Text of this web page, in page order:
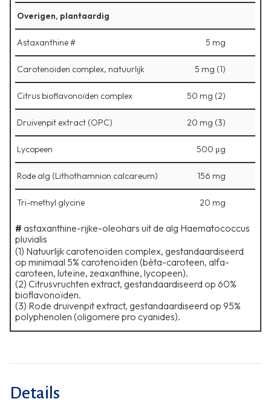
Details
Overigen, plantaardig
Astaxanthine # 5 mg
Carotenoïden complex, natuurlijk 5 mg (1)
Citrus bioflavonoïden complex 50 mg (2)
Druivenpit extract (OPC) 20 mg (3)
Lycopeen 500 μg
Rode alg (Lithothamnion calcareum) 156 mg
Tri-methyl glycine 20 mg
# astaxanthine-rijke-oleohars uit de alg Haematococcus
pluvialis
(1) Natuurlijk carotenoïden complex, gestandaardiseerd
op minimaal 5% carotenoïden (bèta-caroteen, alfa-
caroteen, luteïne, zeaxanthine, lycopeen).
⁠(2) Citrusvruchten extract, gestandaardiseerd op 60%
bioflavonoïden.
⁠(3) Rode druivenpit extract, gestandaardiseerd op 95%
polyphenolen (oligomere pro cyanides).